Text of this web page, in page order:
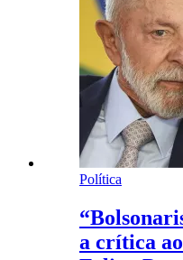
Política
a crítica